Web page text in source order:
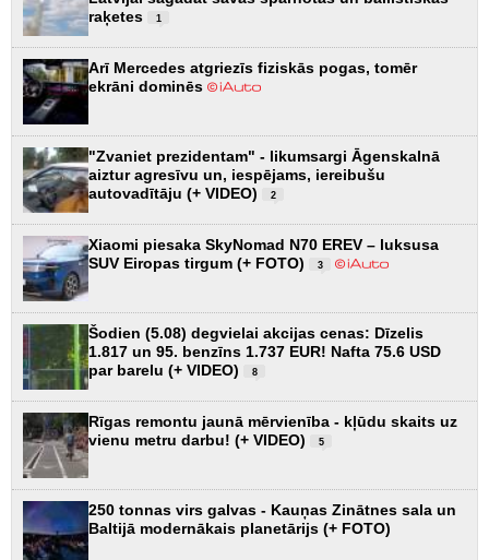
raķetes
1
Arī Mercedes atgriezīs fiziskās pogas, tomēr
ekrāni dominēs
"Zvaniet prezidentam" - likumsargi Āgenskalnā
aiztur agresīvu un, iespējams, iereibušu
autovadītāju (+ VIDEO)
2
Xiaomi piesaka SkyNomad N70 EREV – luksusa
SUV Eiropas tirgum (+ FOTO)
3
Šodien (5.08) degvielai akcijas cenas: Dīzelis
1.817 un 95. benzīns 1.737 EUR! Nafta 75.6 USD
par barelu (+ VIDEO)
8
Rīgas remontu jaunā mērvienība - kļūdu skaits uz
vienu metru darbu! (+ VIDEO)
5
250 tonnas virs galvas - Kauņas Zinātnes sala un
Baltijā modernākais planetārijs (+ FOTO)